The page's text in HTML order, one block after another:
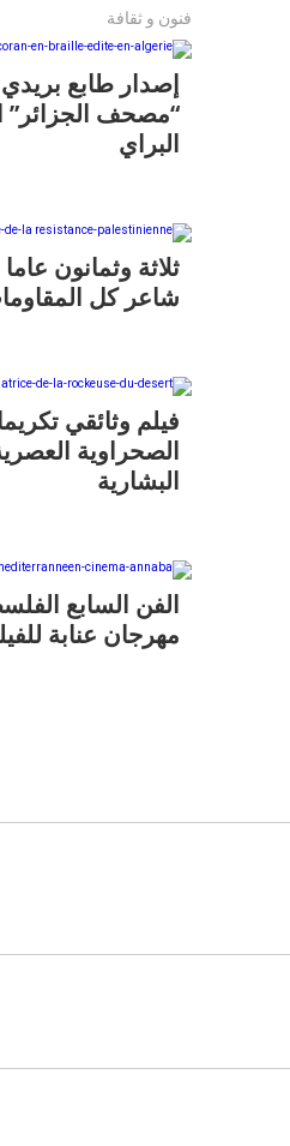
فنون و ثقافة
إصدار طابع
“مصحف الجزائر”
البراي
ثلاثة وثمانون
شاعر كل
فيلم وثائقي تكريما
الصحراوية
البشارية
الفن السابع
مهرجان عنابة